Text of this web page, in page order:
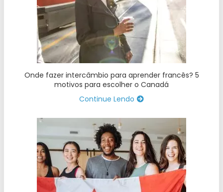
Onde fazer intercâmbio para aprender francês? 5
motivos para escolher o Canadá
Continue Lendo